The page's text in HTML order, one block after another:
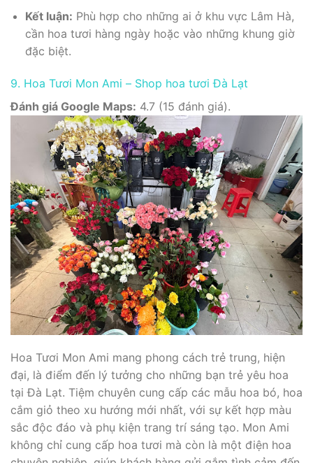
Kết luận: Phù hợp cho những ai ở khu vực Lâm Hà,
cần hoa tươi hàng ngày hoặc vào những khung giờ
đặc biệt.
9. Hoa Tươi Mon Ami – Shop hoa tươi Đà Lạt
Đánh giá Google Maps: 4.7 (15 đánh giá).
Hoa Tươi Mon Ami mang phong cách trẻ trung, hiện
đại, là điểm đến lý tưởng cho những bạn trẻ yêu hoa
tại Đà Lạt. Tiệm chuyên cung cấp các mẫu hoa bó, hoa
cắm giỏ theo xu hướng mới nhất, với sự kết hợp màu
sắc độc đáo và phụ kiện trang trí sáng tạo. Mon Ami
không chỉ cung cấp hoa tươi mà còn là một điện hoa